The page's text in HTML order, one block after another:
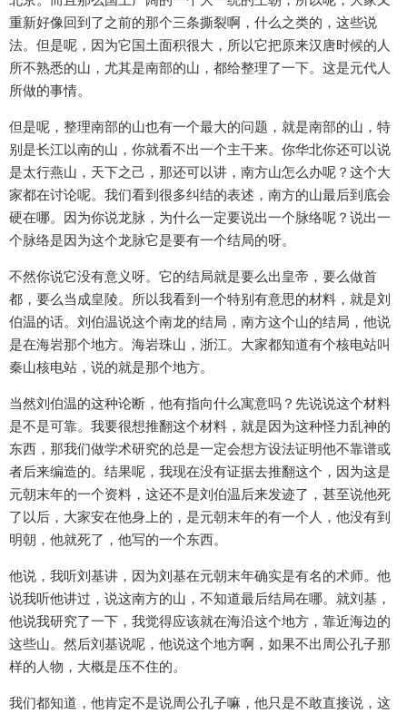
重新好像回到了之前的那个三条撕裂啊，什么之类的，这些说
法。但是呢，因为它国土面积很大，所以它把原来汉唐时候的人
所不熟悉的山，尤其是南部的山，都给整理了一下。这是元代人
所做的事情。
但是呢，整理南部的山也有一个最大的问题，就是南部的山，特
别是长江以南的山，你就看不出一个主干来。你华北你还可以说
是太行燕山，天下之己，那还可以讲，南方山怎么办呢？这个大
家都在讨论呢。我们看到很多纠结的表述，南方的山最后到底会
硬在哪。因为你说龙脉，为什么一定要说出一个脉络呢？说出一
个脉络是因为这个龙脉它是要有一个结局的呀。
不然你说它没有意义呀。它的结局就是要么出皇帝，要么做首
都，要么当成皇陵。所以我看到一个特别有意思的材料，就是刘
伯温的话。刘伯温说这个南龙的结局，南方这个山的结局，他说
是在海岩那个地方。海岩珠山，浙江。大家都知道有个核电站叫
秦山核电站，说的就是那个地方。
当然刘伯温的这种论断，他有指向什么寓意吗？先说说这个材料
是不是可靠。我要很想推翻这个材料，就是因为这种怪力乱神的
东西，那我们做学术研究的总是一定会想方设法证明他不靠谱或
者后来编造的。结果呢，我现在没有证据去推翻这个，因为这是
元朝末年的一个资料，这还不是刘伯温后来发迹了，甚至说他死
了以后，大家安在他身上的，是元朝末年的有一个人，他没有到
明朝，他就死了，他写的一个东西。
他说，我听刘基讲，因为刘基在元朝末年确实是有名的术师。他
说我听他讲过，说这南方的山，不知道最后结局在哪。就刘基，
他说我研究了一下，我觉得应该就在海沿这个地方，靠近海边的
这些山。然后刘基说呢，他说这个地方啊，如果不出周公孔子那
样的人物，大概是压不住的。
我们都知道，他肯定不是说周公孔子嘛，他只是不敢直接说，这